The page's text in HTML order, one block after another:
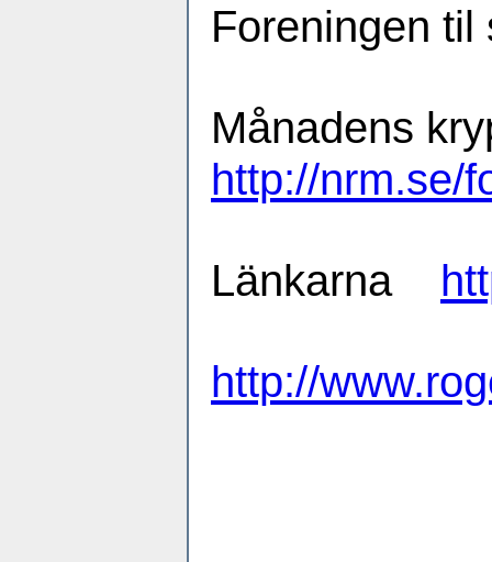
Foreningen
Månadens
http://nrm.se/
Länkarna
http://